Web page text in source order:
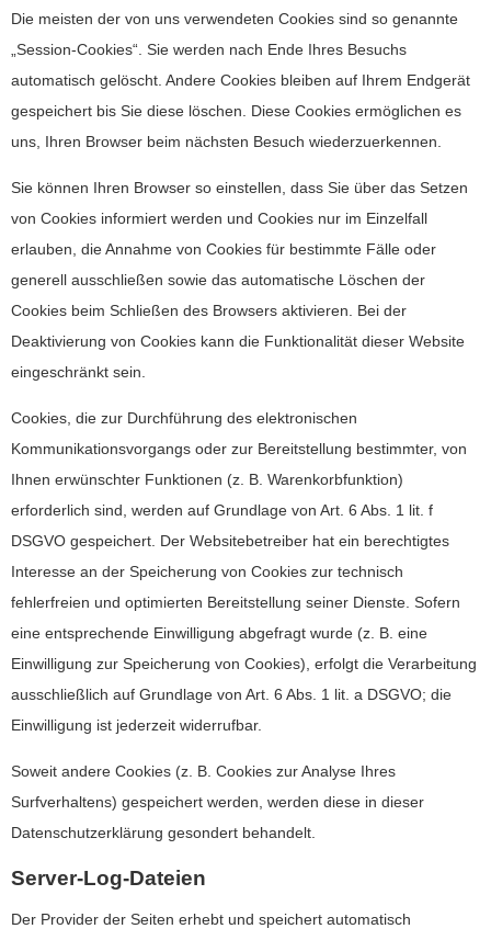
Die meisten der von uns verwendeten Cookies sind so genannte
„Session-Cookies“. Sie werden nach Ende Ihres Besuchs
automatisch gelöscht. Andere Cookies bleiben auf Ihrem Endgerät
gespeichert bis Sie diese löschen. Diese Cookies ermöglichen es
uns, Ihren Browser beim nächsten Besuch wiederzuerkennen.
Sie können Ihren Browser so einstellen, dass Sie über das Setzen
von Cookies informiert werden und Cookies nur im Einzelfall
erlauben, die Annahme von Cookies für bestimmte Fälle oder
generell ausschließen sowie das automatische Löschen der
Cookies beim Schließen des Browsers aktivieren. Bei der
Deaktivierung von Cookies kann die Funktionalität dieser Website
eingeschränkt sein.
Cookies, die zur Durchführung des elektronischen
Kommunikationsvorgangs oder zur Bereitstellung bestimmter, von
Ihnen erwünschter Funktionen (z. B. Warenkorbfunktion)
erforderlich sind, werden auf Grundlage von Art. 6 Abs. 1 lit. f
DSGVO gespeichert. Der Websitebetreiber hat ein berechtigtes
Interesse an der Speicherung von Cookies zur technisch
fehlerfreien und optimierten Bereitstellung seiner Dienste. Sofern
eine entsprechende Einwilligung abgefragt wurde (z. B. eine
Einwilligung zur Speicherung von Cookies), erfolgt die Verarbeitung
ausschließlich auf Grundlage von Art. 6 Abs. 1 lit. a DSGVO; die
Einwilligung ist jederzeit widerrufbar.
Soweit andere Cookies (z. B. Cookies zur Analyse Ihres
Surfverhaltens) gespeichert werden, werden diese in dieser
Datenschutzerklärung gesondert behandelt.
Server-Log-Dateien
Der Provider der Seiten erhebt und speichert automatisch